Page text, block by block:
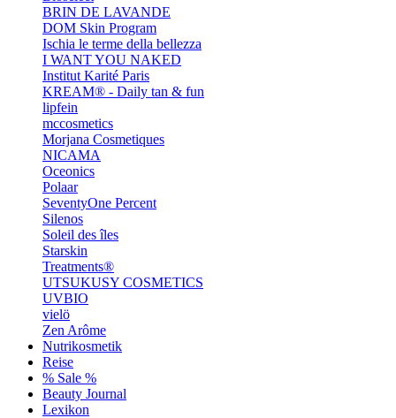
BRIN DE LAVANDE
DOM Skin Program
Ischia le terme della bellezza
I WANT YOU NAKED
Institut Karité Paris
KREAM® - Daily tan & fun
lipfein
mccosmetics
Morjana Cosmetiques
NICAMA
Oceonics
Polaar
SeventyOne Percent
Silenos
Soleil des îles
Starskin
Treatments®
UTSUKUSY COSMETICS
UVBIO
vielö
Zen Arôme
Nutrikosmetik
Reise
% Sale %
Beauty Journal
Lexikon